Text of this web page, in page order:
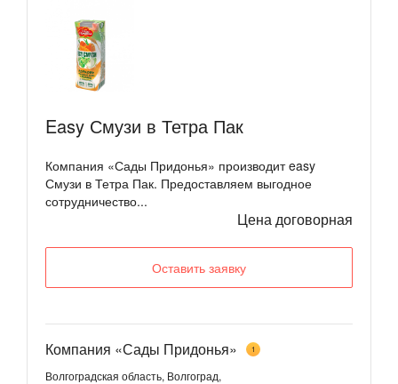
Easy Смузи в Тетра Пак
Компания «Сады Придонья» производит easy
Смузи в Тетра Пак. Предоставляем выгодное
сотрудничество...
Цена договорная
Оставить заявку
Компания «Сады Придонья» 1
Волгоградская область, Волгоград,